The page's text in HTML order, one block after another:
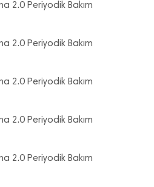
2.0 Periyodik Bakım
2.0 Periyodik Bakım
2.0 Periyodik Bakım
2.0 Periyodik Bakım
2.0 Periyodik Bakım